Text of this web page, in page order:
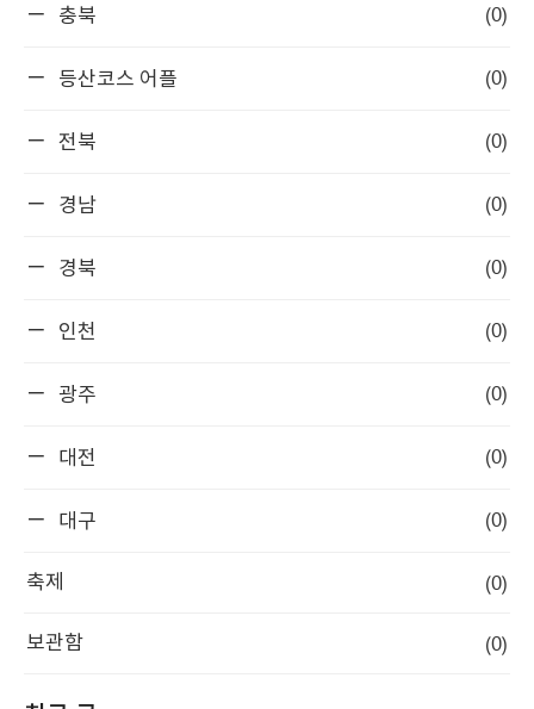
충북 (0)
등산코스 어플 (0)
전북 (0)
경남 (0)
경북 (0)
인천 (0)
광주 (0)
대전 (0)
대구 (0)
축제 (0)
보관함 (0)